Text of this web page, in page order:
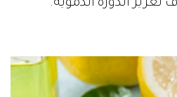
تعزيز الدورة الدموية.